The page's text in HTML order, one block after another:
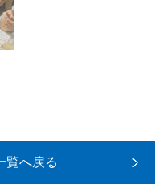
覧へ戻る